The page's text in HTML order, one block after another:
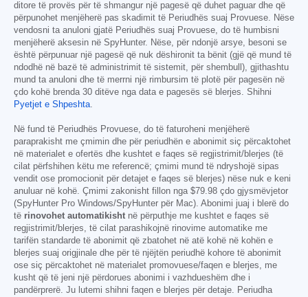
ditore të provës për të shmangur një pagesë që duhet paguar dhe që
përpunohet menjëherë pas skadimit të Periudhës suaj Provuese. Nëse
vendosni ta anuloni gjatë Periudhës suaj Provuese, do të humbisni
menjëherë aksesin në SpyHunter. Nëse, për ndonjë arsye, besoni se
është përpunuar një pagesë që nuk dëshironit ta bënit (gjë që mund të
ndodhë në bazë të administrimit të sistemit, për shembull), gjithashtu
mund ta anuloni dhe të merrni një rimbursim të plotë për pagesën në
çdo kohë brenda 30 ditëve nga data e pagesës së blerjes. Shihni
Pyetjet e Shpeshta.
Në fund të Periudhës Provuese, do të faturoheni menjëherë
paraprakisht me çmimin dhe për periudhën e abonimit siç përcaktohet
në materialet e ofertës dhe kushtet e faqes së regjistrimit/blerjes (të
cilat përfshihen këtu me referencë; çmimi mund të ndryshojë sipas
vendit ose promocionit për detajet e faqes së blerjes) nëse nuk e keni
anuluar në kohë. Çmimi zakonisht fillon nga $79.98 çdo gjysmëvjetor
(SpyHunter Pro Windows/SpyHunter për Mac). Abonimi juaj i blerë do
të rinovohet automatikisht në përputhje me kushtet e faqes së
regjistrimit/blerjes, të cilat parashikojnë rinovime automatike me
tarifën standarde të abonimit që zbatohet në atë kohë në kohën e
blerjes suaj origjinale dhe për të njëjtën periudhë kohore të abonimit
ose siç përcaktohet në materialet promovuese/faqen e blerjes, me
kusht që të jeni një përdorues abonimi i vazhdueshëm dhe i
pandërprerë. Ju lutemi shihni faqen e blerjes për detaje. Periudha